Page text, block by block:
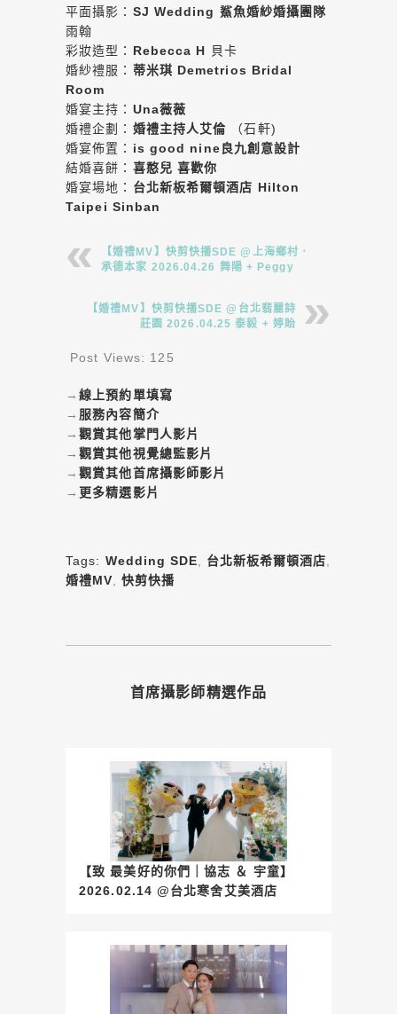
平面攝影： SJ Wedding 鯊魚婚紗婚攝團隊
雨翰
彩妝造型： Rebecca H 貝卡
婚紗禮服： 蒂米琪 Demetrios Bridal
Room
婚宴主持： Una薇薇
婚禮企劃： 婚禮主持人艾倫 （石軒)
婚宴佈置： is good nine良九創意設計
結婚喜餅： 喜憨兒 喜歡你
婚宴場地： 台北新板希爾頓酒店 Hilton
Taipei Sinban
【婚禮MV】快剪快播SDE @上海鄉村．
承德本家 2026.04.26 舞陽 + Peggy
【婚禮MV】快剪快播SDE @台北翡麗詩
莊園 2026.04.25 泰毅 + 婷貽
Post Views: 125
→線上預約單填寫
→ 服務內容簡介
→觀賞其他掌門人影片
→觀賞其他視覺總監影片
→觀賞其他首席攝影師影片
→ 更多精選影片
Tags: Wedding SDE 台北新板希爾頓酒店
婚禮MV ,快剪快播
首席攝影師精選作品
【致 最美好的你們｜協志 ＆ 宇童】
2026.02.14 @台北寒舍艾美酒店